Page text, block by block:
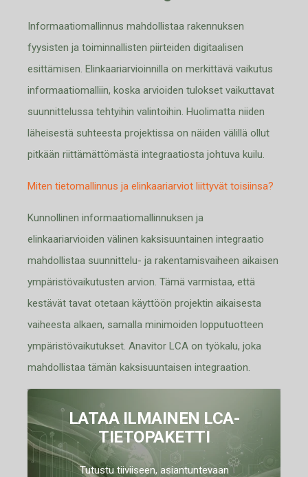
Informaatiomallinnus mahdollistaa rakennuksen
fyysisten ja toiminnallisten piirteiden digitaalisen
esittämisen. Elinkaariarvioinnilla on merkittävä vaikutus
informaatiomalliin, koska arvioiden tulokset vaikuttavat
suunnittelussa tehtyihin valintoihin. Huolimatta niiden
läheisestä suhteesta projektissa on näiden välillä ollut
pitkään riittämättömästä integraatiosta johtuva kuilu.
Miten tietomallinnus ja elinkaariarviot liittyvät toisiinsa?
Kunnollinen informaatiomallinnuksen ja
elinkaariarvioiden välinen kaksisuuntainen integraatio
mahdollistaa suunnittelu- ja rakentamisvaiheen aikaisen
ympäristövaikutusten arvion. Tämä varmistaa, että
kestävät tavat otetaan käyttöön projektin aikaisesta
vaiheesta alkaen, samalla minimoiden lopputuotteen
ympäristövaikutukset. Anavitor LCA on työkalu, joka
mahdollistaa tämän kaksisuuntaisen integraation.
LATAA ILMAINEN LCA-
TIETOPAKETTI
Tutustu tiiviiseen, asiantuntevaan